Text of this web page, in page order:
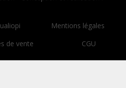
Mentions légales
de vente
CGU